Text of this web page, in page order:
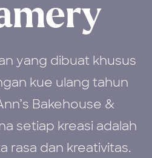
yang dibuat khusus
kue ulang tahun
Bakehouse &
setiap kreasi adalah
rasa dan kreativitas.